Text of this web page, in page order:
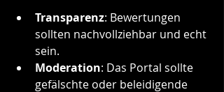
Transparenz: Bewertungen
sollten nachvollziehbar und echt
sein.
Moderation: Das Portal sollte
gefälschte oder beleidigende